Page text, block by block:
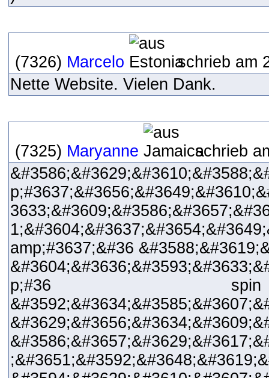
(7326) Marcelo
schrieb am
Nette Website. Vielen Dank.
(7325) Maryanne
schrieb
amp;#3637;&#36
p;#36